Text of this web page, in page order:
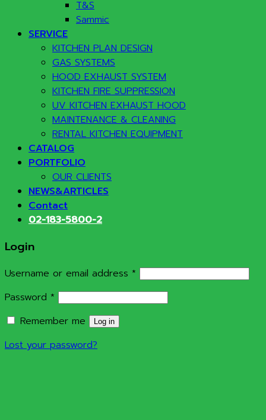
T&S
Sammic
SERVICE
KITCHEN PLAN DESIGN
GAS SYSTEMS
HOOD EXHAUST SYSTEM
KITCHEN FIRE SUPPRESSION
UV KITCHEN EXHAUST HOOD
MAINTENANCE & CLEANING
RENTAL KITCHEN EQUIPMENT
CATALOG
PORTFOLIO
OUR CLIENTS
NEWS&ARTICLES
Contact
02-183-5800-2
Login
Username or email address * Required
Password * Required
Remember me
Log in
Lost your password?